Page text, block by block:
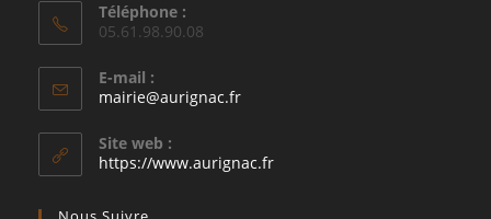
Téléphone :
05.61.98.90.08
E-mail :
mairie@aurignac.frS’ouvre
application
Site web :
https://www.aurignac.fr